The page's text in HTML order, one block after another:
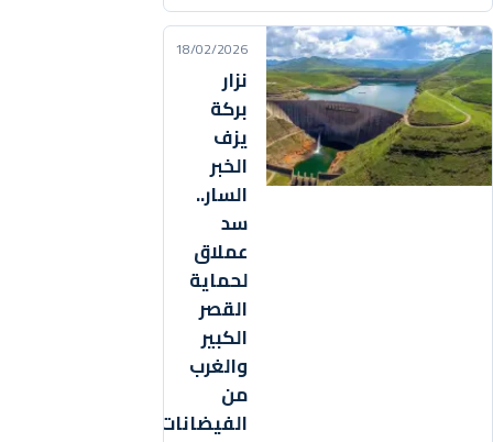
18/02/2026
نزار
بركة
يزف
الخبر
السار..
سد
عملاق
لحماية
القصر
الكبير
والغرب
من
الفيضانات